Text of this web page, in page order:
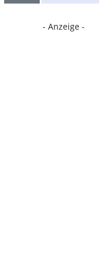
- Anzeige -